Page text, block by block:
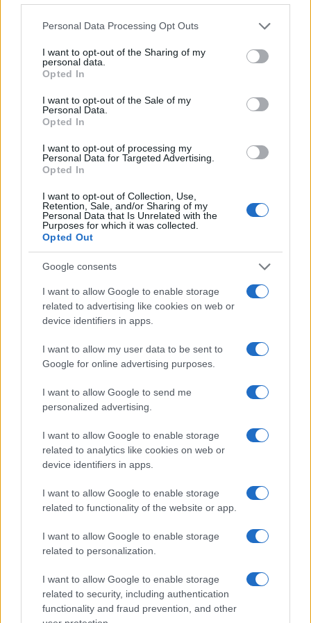
Please note that this website/app uses one or more Google
not limited to your visit or usage behaviour. You may click to
grant or deny consent to Google and its third-party tags to
use your data for below specified purposes in below Google
consent section.
Personal Data Processing Opt Outs
I want to opt-out of the Sharing of my
personal data.
Opted In
I want to opt-out of the Sale of my
Personal Data.
Opted In
I want to opt-out of processing my
Personal Data for Targeted Advertising.
Opted In
I want to opt-out of Collection, Use,
Retention, Sale, and/or Sharing of my
Personal Data that Is Unrelated with the
Purposes for which it was collected.
Opted Out
Google consents
I want to allow Google to enable storage
related to advertising like cookies on web or
device identifiers in apps.
I want to allow my user data to be sent to
Google for online advertising purposes.
I want to allow Google to send me
personalized advertising.
I want to allow Google to enable storage
related to analytics like cookies on web or
device identifiers in apps.
I want to allow Google to enable storage
related to functionality of the website or app.
I want to allow Google to enable storage
related to personalization.
I want to allow Google to enable storage
related to security, including authentication
functionality and fraud prevention, and other
supportotra adulti che condividono responsabilità
educative.
La partecipazione consente l’acquisizione di
tecnologia nella vita familiare. L’obiettivo è fornire
idee operative e chiarire modalità concrete di
intervento.
La serata propone un confronto professionale
orientato alla pratica. Verranno approfondite
strategie rispettose dei bisogni dei bambini e
adattabili alla realtà familiare.
Il percorso punta a trasformare preoccupazioni
interventi privilegiano soluzioni immediatamente
Eventuali aggiornamenti sull’offerta formativa
AiAdhubMedia